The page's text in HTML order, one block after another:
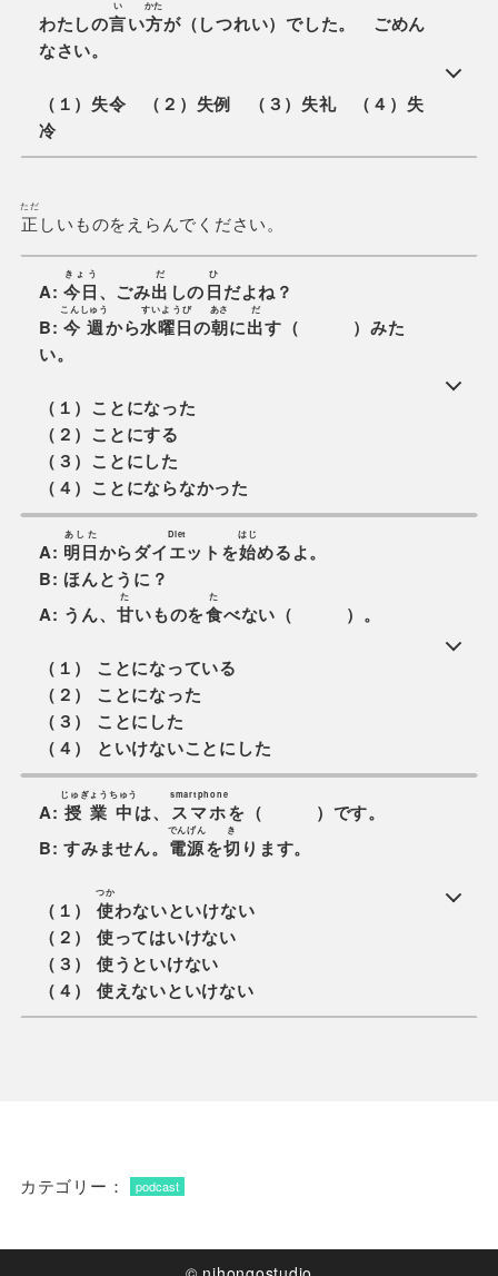
わたしの言
い
い方
かた
が（しつれい）でした。 ごめん
なさい。
（１）失令 （２）失例 （３）失礼 （４）失
冷
正
ただ
しいものをえらんでください。
A:今日
きょう
、ごみ出
だ
しの日
ひ
だよね？
B:今週
こんしゅう
から水曜日
すいようび
の朝
あさ
に出
だ
す（ ）みた
い。
（１）ことになった
（２）ことにする
（３）ことにした
（４）ことにならなかった
A: 明日
あした
からダイエット
Diet
を始
はじ
めるよ。
B: ほんとうに？
A: うん、 甘
た
いものを食
た
べない（ ）。
（１） ことになっている
（２） ことになった
（３） ことにした
（４） といけないことにした
A: 授業中
じゅぎょうちゅう
は、 スマホ
smartphone
を（ ）です。
B: すみません。 電源
でんげん
を切
き
ります。
（１） 使
つか
わないといけない
（２） 使ってはいけない
（３） 使うといけない
（４） 使えないといけない
カテゴリー： podcast